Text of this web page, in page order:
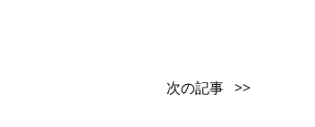
次の記事 >>